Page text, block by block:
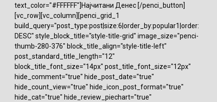
text_color="#FFFFFF"]Најчитани Денес [/penci_button]
[vc_row][vc_column][penci_grid_1
build_query="post_type:post|size:6|order_by:popular1|order:
DESC" style_block_title="style-title-grid" image_size="penci-
thumb-280-376" block_title_align="style-title-left"
post_standard_title_length="12"
block_title_font_size="14px" post_title_font_size="12px"
hide_comment="true" hide_post_date="true"
hide_count_view="true" hide_icon_post_format="true"
hide_cat="true" hide_review_piechart="true"